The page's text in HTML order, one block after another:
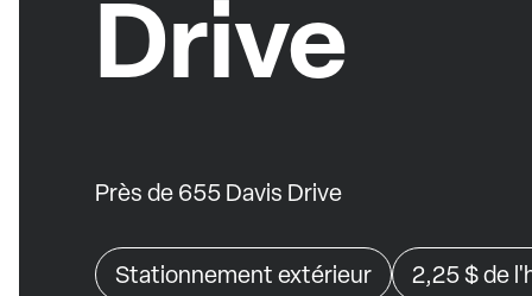
Drive
Près de 655 Davis Drive
Stationnement extérieur 2,25 $de